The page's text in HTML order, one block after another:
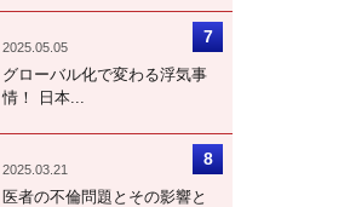
2025.05.05
グローバル化で変わる浮気事
情！ 日本...
2025.03.21
医者の不倫問題とその影響と